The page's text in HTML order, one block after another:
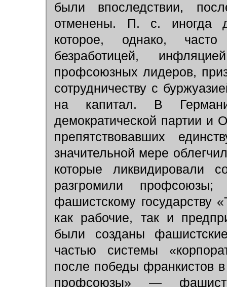
были впоследствии,
отменены. П. с. иногда
которое, однако,
безработицей,
профсоюзных лидеров,
сотрудничеству с
на капитал. В
демократической партии и
препятствовавших
значительной мере
которые ликвидировали
разгромили
фашистскому государству
как рабочие, так и
были созданы
частью системы
после победы франкистов
профсоюзы» —